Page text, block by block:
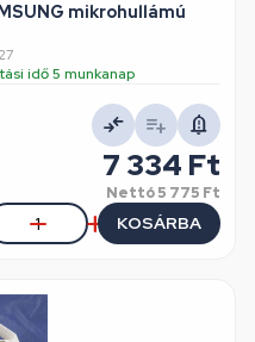
mikrohullámú
idő 5 munkanap
7 334 Ft
Nettó5 775 Ft
KOSÁRBA